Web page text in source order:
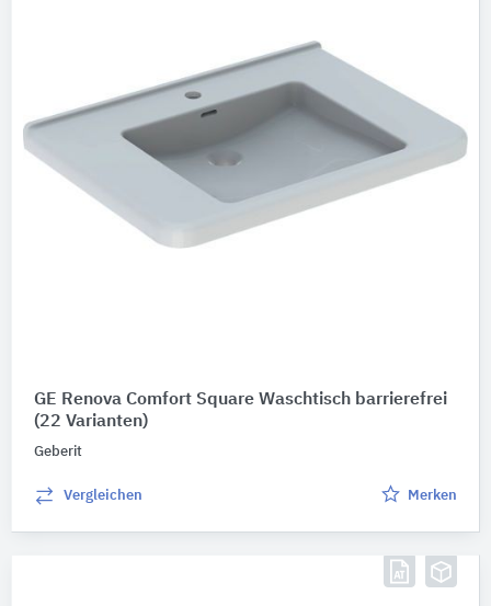
GE Renova Comfort Square Waschtisch barrierefrei
(22 Varianten)
Geberit
Vergleichen Merken